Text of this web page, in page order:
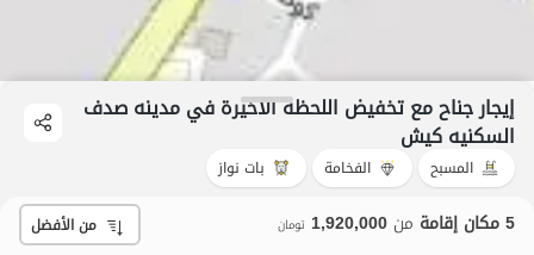
إيجار جناح مع تخفيض اللحظة الأخيرة في مدینه صدف
السکنیه کیش
المسبح الفخامة بات نواز
5 مكان إقامة من 1,920,000 تومان من الأفضل